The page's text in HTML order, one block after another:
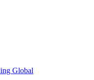
Global